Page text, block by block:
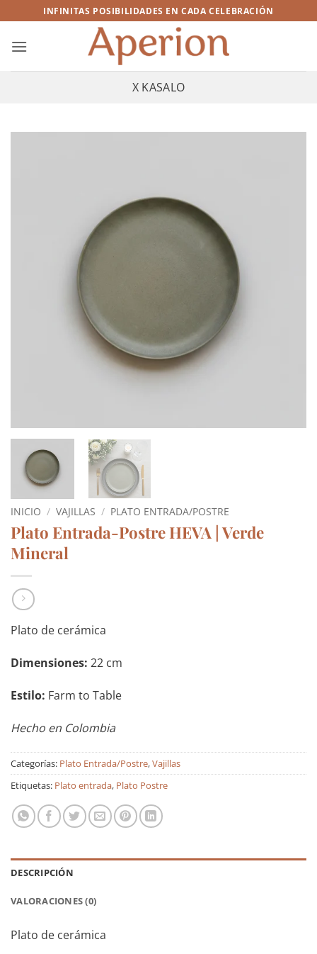
al
contenido
INFINITAS POSIBILIDADES EN CADA CELEBRACIÓN
X KASALO
INICIO / VAJILLAS / PLATO ENTRADA/POSTRE
Plato Entrada-Postre HEVA | Verde
Mineral
Plato de cerámica
Dimensiones: 22 cm
Estilo: Farm to Table
Hecho en Colombia
Categorías: Plato Entrada/Postre,Vajillas
Etiquetas: Plato entrada, Plato Postre
DESCRIPCIÓN
VALORACIONES (0)
Plato de cerámica